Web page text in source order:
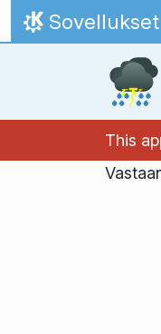
Skip to content
Home
Sovellukset
This